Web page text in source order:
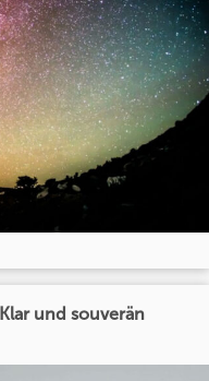
und souverän